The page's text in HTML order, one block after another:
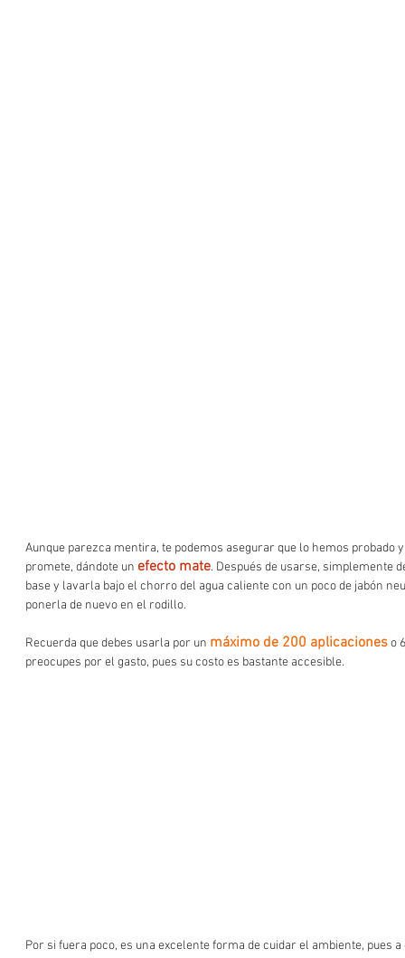
Aunque parezca mentira, te podemos asegurar que lo hemos probado
promete, dándote un efecto mate. Después de usarse, simplemente
base y lavarla bajo el chorro del agua caliente con un poco de jabón
ponerla de nuevo en el rodillo.
Recuerda que debes usarla por un máximo de 200 aplicaciones o
preocupes por el gasto, pues su costo es bastante accesible.
Por si fuera poco, es una excelente forma de cuidar el ambiente, pues